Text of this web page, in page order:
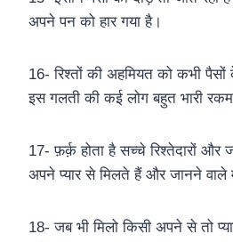
अपने पन को हार गया है।
16- रिश्तों की अहमियत को कभी
इस गलती की कई लोग बहुत भारी
17- फ़र्क़ होता है सच्चे रिश्तेदारों और
अपने प्यार से मिलते हैं और जानने
18- जब भी मिलो किसी अपने से तो